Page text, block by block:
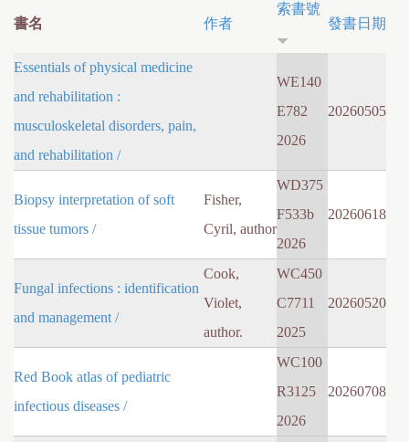
書名 作者
索書號
發書日期
Essentials of physical medicine
and rehabilitation :
musculoskeletal disorders, pain,
and rehabilitation /
WE140
E782
2026
20260505
Biopsy interpretation of soft
tissue tumors /
Fisher,
Cyril, author
WD375
F533b
2026
20260618
Fungal infections : identification
and management /
Cook,
Violet,
author.
WC450
C7711
2025
20260520
Red Book atlas of pediatric
infectious diseases /
WC100
R3125
2026
20260708